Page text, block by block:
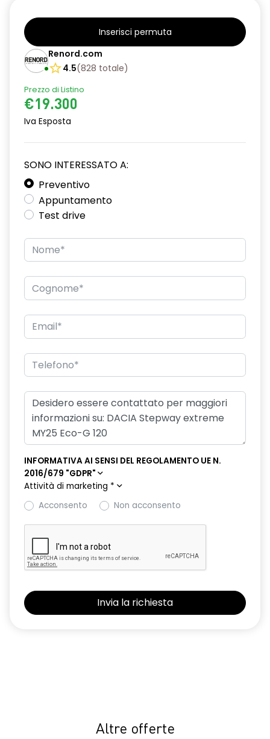
Inserisci permuta
Renord.com
4.5(828 totale)
Prezzo di Listino
€19.300
Iva Esposta
SONO INTERESSATO A:
Preventivo
Appuntamento
Test drive
INFORMATIVA AI SENSI DEL REGOLAMENTO UE N.
2016/679 "GDPR"
Attività di marketing *
Acconsento
Non acconsento
Altre offerte